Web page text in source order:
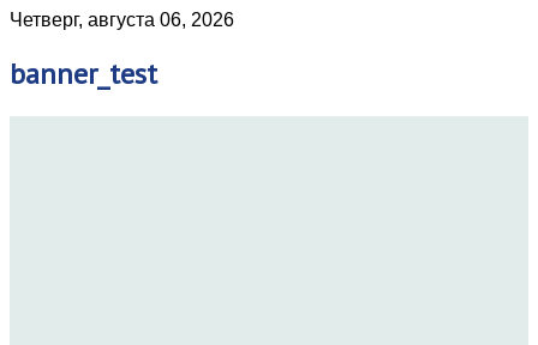
Четверг, августа 06, 2026
banner_test